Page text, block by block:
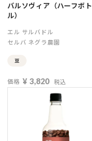
バルソヴィア（ハーフボト
ル）
エル サルバドル
セルバ ネグラ農園
豆
価格 ¥ 3,820 税込